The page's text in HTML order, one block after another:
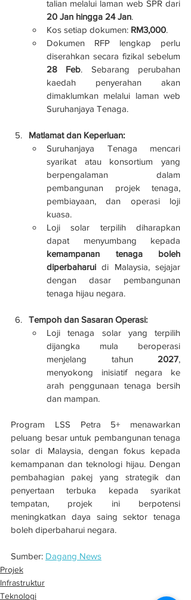
20 Jan hingga 24 Jan.
Kos setiap dokumen: RM3,000.
Dokumen RFP lengkap perlu
28 Feb. Sebarang perubahan
kaedah penyerahan akan
dimaklumkan melalui laman web
Suruhanjaya Tenaga.
Matlamat dan Keperluan:
Suruhanjaya Tenaga mencari
syarikat atau konsortium yang
berpengalaman dalam
pembangunan projek tenaga,
pembiayaan, dan operasi loji
kuasa.
Loji solar terpilih diharapkan
kemampanan tenaga boleh
diperbaharui di Malaysia, sejajar
dengan dasar pembangunan
tenaga hijau negara.
Tempoh dan Sasaran Operasi:
Loji tenaga solar yang terpilih
dijangka mula beroperasi
menjelang tahun 2027,
menyokong inisiatif negara ke
arah penggunaan tenaga bersih
dan mampan.
Program LSS Petra 5+ menawarkan
peluang besar untuk pembangunan tenaga
solar di Malaysia, dengan fokus kepada
kemampanan dan teknologi hijau. Dengan
pembahagian pakej yang strategik dan
penyertaan terbuka kepada syarikat
tempatan, projek ini berpotensi
meningkatkan daya saing sektor tenaga
boleh diperbaharui negara.
Sumber: Dagang News
Projek
Infrastruktur
Teknologi